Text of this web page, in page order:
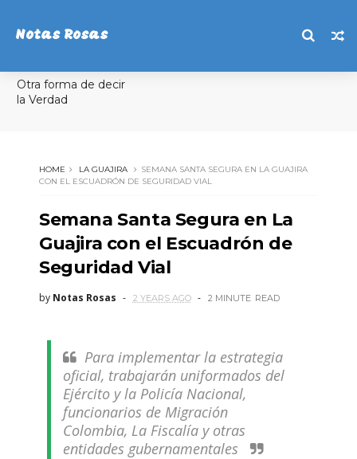
Notas Rosas
Otra forma de decir
la Verdad
HOME LA GUAJIRA
SEMANA SANTA SEGURA EN LA GUAJIRA
CON EL ESCUADRÓN DE SEGURIDAD VIAL
Semana Santa Segura en La
Guajira con el Escuadrón de
Seguridad Vial
by Notas Rosas 2 YEARS AGO 2 MINUTE READ
Para implementar la estrategia
oficial, trabajarán uniformados del
Ejército y la Policía Nacional,
funcionarios de Migración
Colombia, La Fiscalía y otras
entidades gubernamentales